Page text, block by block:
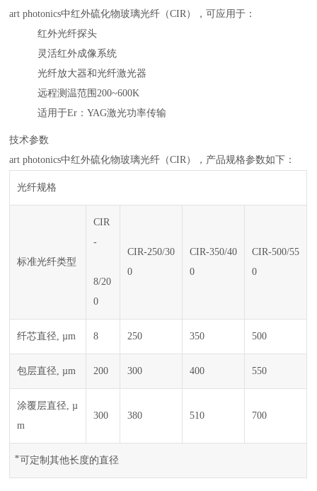
art photonics中红外硫化物玻璃光纤（CIR），可应用于：
红外光纤探头
灵活红外成像系统
光纤放大器和光纤激光器
远程测温范围200~600K
适用于Er：YAG激光功率传输
技术参数
art photonics中红外硫化物玻璃光纤（CIR），产品规格参数如下：
光纤规格
标准光纤类型
CIR
-
8/20
0
CIR-250/30
0
CIR-350/40
0
CIR-500/55
0
纤芯直径, µm 8 250 350 500
包层直径, µm 200 300 400 550
涂覆层直径, µ
m
300 380 510 700
⃰ 可定制其他长度的直径